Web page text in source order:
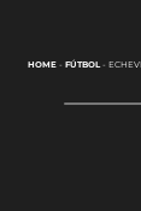
HOME- FÚTBOL-